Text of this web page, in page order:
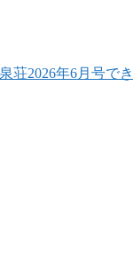
荘2026年6月号でき